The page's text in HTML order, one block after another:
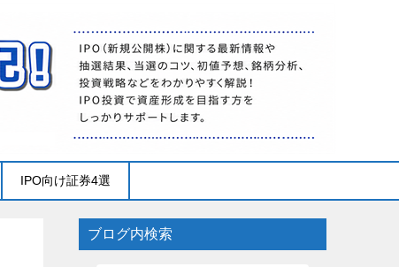
IPO向け証券4選
ブログ内検索